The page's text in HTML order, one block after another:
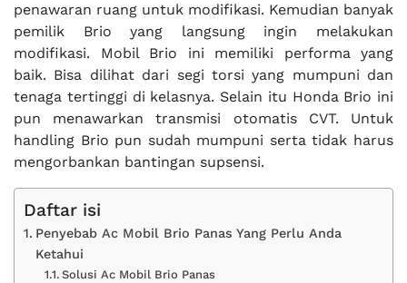
penawaran ruang untuk modifikasi. Kemudian banyak
pemilik Brio yang langsung ingin melakukan
modifikasi. Mobil Brio ini memiliki performa yang
baik. Bisa dilihat dari segi torsi yang mumpuni dan
tenaga tertinggi di kelasnya. Selain itu Honda Brio ini
pun menawarkan transmisi otomatis CVT. Untuk
handling Brio pun sudah mumpuni serta tidak harus
mengorbankan bantingan supsensi.
Daftar isi
Penyebab Ac Mobil Brio Panas Yang Perlu Anda
Ketahui
Solusi Ac Mobil Brio Panas